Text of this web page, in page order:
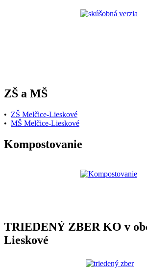
ZŠ a MŠ
• ZŠ Melčice-Lieskové
• MŠ Melčice-Lieskové
Kompostovanie
TRIEDENÝ ZBER KO v
Lieskové